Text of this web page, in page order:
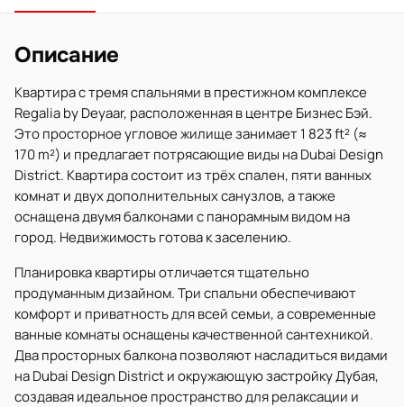
Описание
Квартира с тремя спальнями в престижном комплексе
Regalia by Deyaar, расположенная в центре Бизнес Бэй.
Это просторное угловое жилище занимает 1 823 ft² (≈
170 m²) и предлагает потрясающие виды на Dubai Design
District. Квартира состоит из трёх спален, пяти ванных
комнат и двух дополнительных санузлов, а также
оснащена двумя балконами с панорамным видом на
город. Недвижимость готова к заселению.
Планировка квартиры отличается тщательно
продуманным дизайном. Три спальни обеспечивают
комфорт и приватность для всей семьи, а современные
ванные комнаты оснащены качественной сантехникой.
Два просторных балкона позволяют насладиться видами
на Dubai Design District и окружающую застройку Дубая,
создавая идеальное пространство для релаксации и